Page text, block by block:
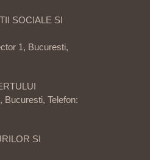
SOCIALE SI
1, Bucuresti,
Bucuresti, Telefon:
SI